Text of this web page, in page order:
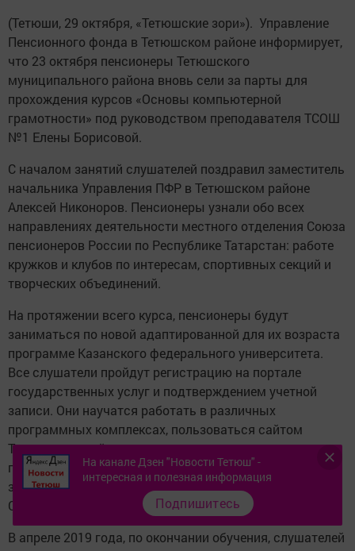
(Тетюши, 29 октября, «Тетюшские зори»). Управление
Пенсионного фонда в Тетюшском районе информирует,
что 23 октября пенсионеры Тетюшского
муниципального района вновь сели за парты для
прохождения курсов «Основы компьютерной
грамотности» под руководством преподавателя ТСОШ
№1 Елены Борисовой.
С началом занятий слушателей поздравил заместитель
начальника Управления ПФР в Тетюшском районе
Алексей Никоноров. Пенсионеры узнали обо всех
направлениях деятельности местного отделения Союза
пенсионеров России по Республике Татарстан: работе
кружков и клубов по интересам, спортивных секций и
творческих объединений.
На протяжении всего курса, пенсионеры будут
заниматься по новой адаптированной для их возраста
программе Казанского федерального университета.
Все слушатели пройдут регистрацию на портале
государственных услуг и подтверждением учетной
записи. Они научатся работать в различных
программных комплексах, пользоваться сайтом
Тетюшского района, а самое главное, получать
государственные услуги по сети интернет. Курсы
завершатся вручением соответствующих
Сертификатов.
В апреле 2019 года, по окончании обучения, слушателей
На канале Дзен "Новости Тетюш" -
интересная и полезная информация
Подпишитесь